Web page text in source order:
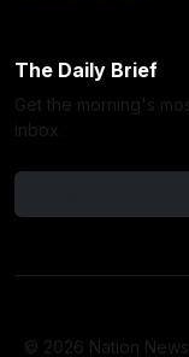
The Daily Brief
Get the morning's
inbox.
© 2026 Nation